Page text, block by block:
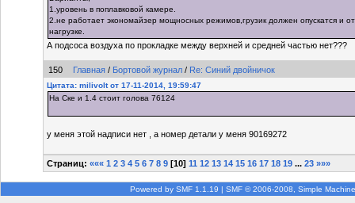
1.уровень в поплавковой камере.
2.не работает экономайзер мощносных режимов,грузик должен опускатся и
нагрузке.
А подсоса воздуха по прокладке между верхней и средней частью нет???
150 Главная / Бортовой журнал / Re: Синий двойничок
Цитата: milivolt от 17-11-2014, 19:59:47
На Ске и 1.4 стоит голова 76124
у меня этой надписи нет , а номер детали у меня 90169272
Страниц: ««« 1 2 3 4 5 6 7 8 9 [10] 11 12 13 14 15 16 17 18 19 ... 23 »»»
Powered by SMF 1.1.19 | SMF © 2006-2008, Simple